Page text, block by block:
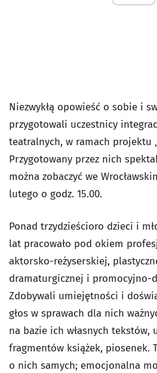
Niezwykłą opowieść o sobie i
przygotowali uczestnicy
teatralnych, w ramach projektu
Przygotowany przez nich
można zobaczyć we
lutego o godz. 15.00.
Ponad trzydzieścioro dzieci i
lat pracowało pod okiem
aktorsko-reżyserskiej,
dramaturgicznej i promocyjno-
Zdobywali umiejętności i
głos w sprawach dla nich
na bazie ich własnych tekstów,
fragmentów książek, piosenek.
o nich samych; emocjonalna